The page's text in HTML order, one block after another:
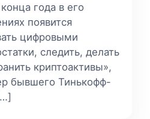
года в его
появится
цифровыми
следить, делать
криптоактивы»,
бывшего Тинькофф-